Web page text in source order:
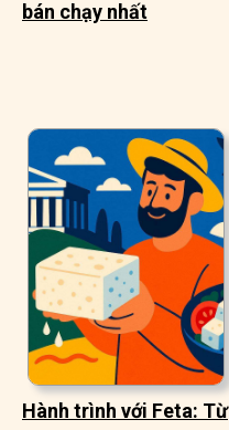
bán chạy nhất
Hành trình với Feta: Từ